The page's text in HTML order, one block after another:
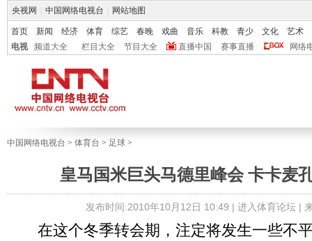
央视网 中国网络电视台 网站地图
首页 新闻 经济 体育 综艺 春晚 戏曲 音乐 科教 青少 文化
艺术
电视
频道大全 栏目大全 节目大全 直播中国 赛事直播 网络
中国网络电视台 > 体育台 > 足球 >
皇马国米巨头马德里峰会 卡卡麦
发布时间:2010年10月12日 10:49 | 进入体育论坛|
在这个冬季转会期，注定将发生一些不